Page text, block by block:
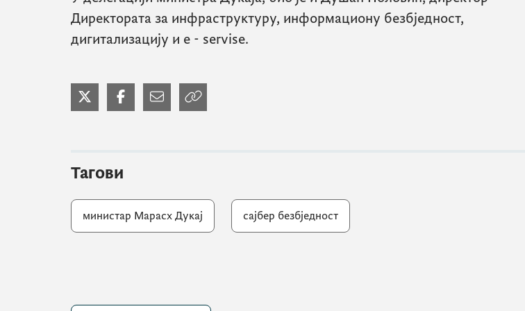
Директората за инфраструктуру, информациону безбједност,
дигитализацију и e - servise.
Тагови
министар Марасх Дукај сајбер безбједност